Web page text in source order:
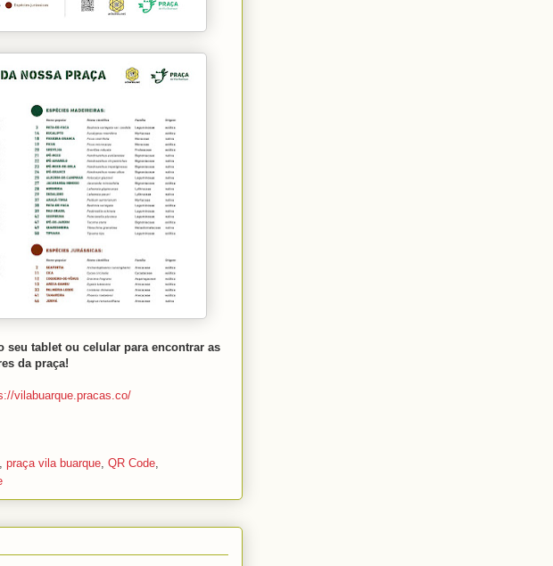
seu tablet ou celular para encontrar as
da praça!
vilabuarque.pracas.co/
, praça vila buarque, QR Code,